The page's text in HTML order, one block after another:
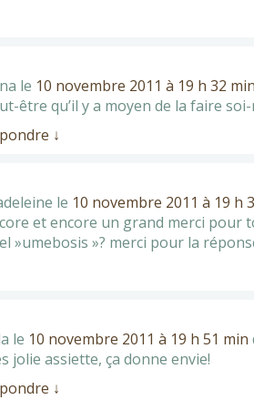
le 10 novembre 2011 à 19 h 32 min
être qu’il y a moyen de la faire
↓
le 10 novembre 2011 à 19 h
et encore un grand merci pour
»umebosis »? merci pour la
le 10 novembre 2011 à 19 h 51 min
jolie assiette, ça donne envie!
↓